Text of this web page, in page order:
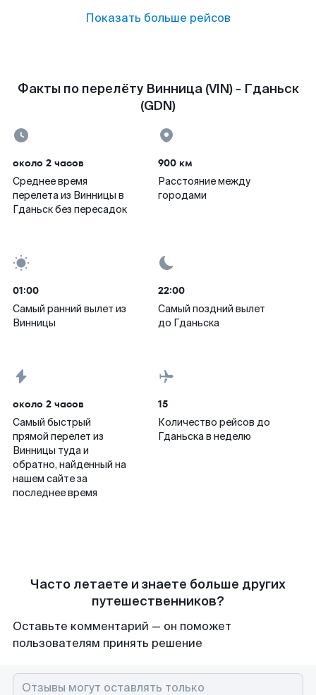
Показать больше рейсов
Факты по перелёту Винница (VIN) - Гданьск
(GDN)
около 2 часов
Среднее время
перелета из Винницы в
Гданьск без пересадок
900 км
Расстояние между
городами
01:00
Самый ранний вылет из
Винницы
22:00
Самый поздний вылет
до Гданьска
около 2 часов
Самый быстрый
прямой перелет из
Винницы туда и
обратно, найденный на
нашем сайте за
последнее время
15
Количество рейсов до
Гданьска в неделю
Часто летаете и знаете больше других
путешественников?
Оставьте комментарий — он поможет
пользователям принять решение